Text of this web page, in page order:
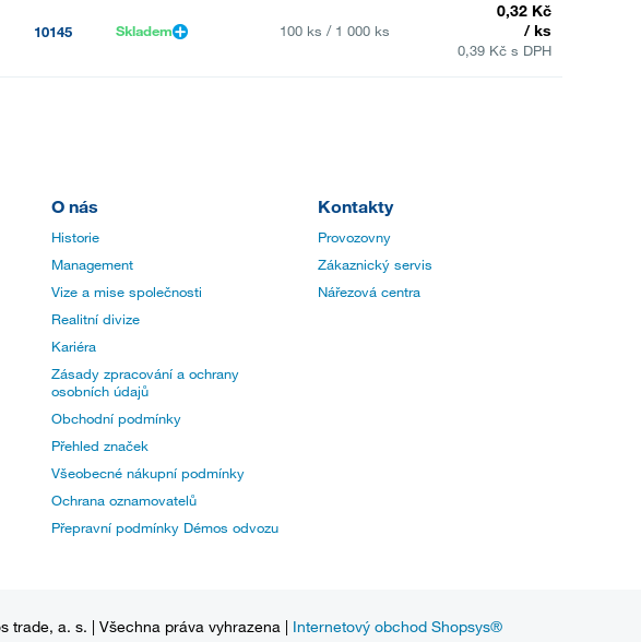
10145 Skladem 100 ks / 1 000 ks
0,32 Kč
/ ks
0,39 Kč s DPH
O nás
Historie
Management
Vize a mise společnosti
Realitní divize
Kariéra
Zásady zpracování a ochrany
osobních údajů
Obchodní podmínky
Přehled značek
Všeobecné nákupní podmínky
Ochrana oznamovatelů
Přepravní podmínky Démos odvozu
Kontakty
Provozovny
Zákaznický servis
Nářezová centra
trade, a. s. | Všechna práva vyhrazena | Internetový obchod Shopsys®